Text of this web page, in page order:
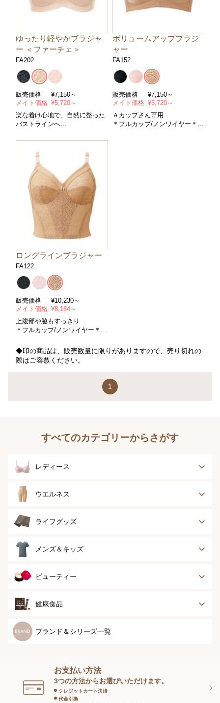
ゆったり軽やかブラジャ
ー ＜ファーチェ＞
FA202
販売価格 ¥7,150～
メイト価格 ¥5,720～
楽な着け心地で、自然に整った
バストラインへ
ントロールパワー/ソフト＊サイ
ズ/Ａ～Ｄカップ・アンダー７０
～９５cm＊カラー/全３色
ボリュームアップブラジ
ャー
FA152
販売価格 ¥7,150～
メイト価格 ¥5,720～
Ａカップさん専用
＊フルカップ/ノンワイヤー＊コ
ロングラインブラジャー
FA122
販売価格 ¥10,230～
メイト価格 ¥8,184～
上腹部や脇もすっきり
＊フルカップ/ノンワイヤー＊コ
サイズ/Ａ～Ｅカップ・アンダー
７０～９０cm＊カラー/全３色
◆印の商品は、販売数量に限りがありますので、売り切れの
際はご容赦ください。
1
すべてのカテゴリーからさがす
レディース
ブラジャー
ボディースーツ
ランジェリー
イツ
ウエルネス
健康サポート
スポーツ
ライフグッズ
アウター
グッズ
メンズ＆キッズ
メンズトップ
メンズソックス
ビューティー
スキンケア
スペシャルケア
スキンケアグッズ
健康食品
健康食品
ブランド＆シリーズ一覧
お支払い方法
3つの方法からお選びいただけます。
クレジットカート決済
代金引換